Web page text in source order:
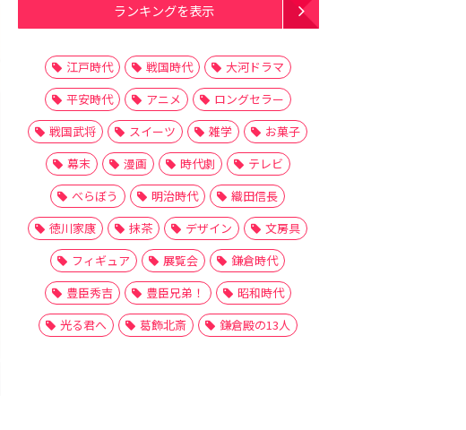
ランキングを表示
江戸時代 戦国時代
大河ドラマ
平安時代
アニメ
ロングセラー
戦国武将
スイーツ 雑学
お菓子
幕末
漫画 時代劇
テレビ
べらぼう
明治時代
織田信長
徳川家康
抹茶 デザイン
文房具
フィギュア
展覧会
鎌倉時代
豊臣秀吉
豊臣兄弟！
昭和時代
光る君へ
葛飾北斎 鎌倉殿の13人